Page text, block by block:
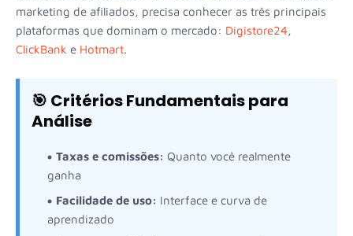
marketing de afiliados, precisa conhecer as três principais
plataformas que dominam o mercado: Digistore24,
ClickBank e Hotmart.
🎯 Critérios Fundamentais para
Análise
Taxas e comissões: Quanto você realmente
ganha
Facilidade de uso: Interface e curva de
aprendizado